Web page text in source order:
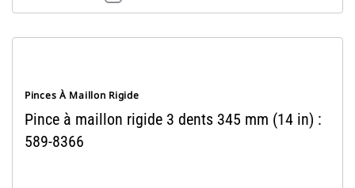
Pinces À Maillon Rigide
Pince à maillon rigide 3 dents 345 mm (14 in) :
589-8366